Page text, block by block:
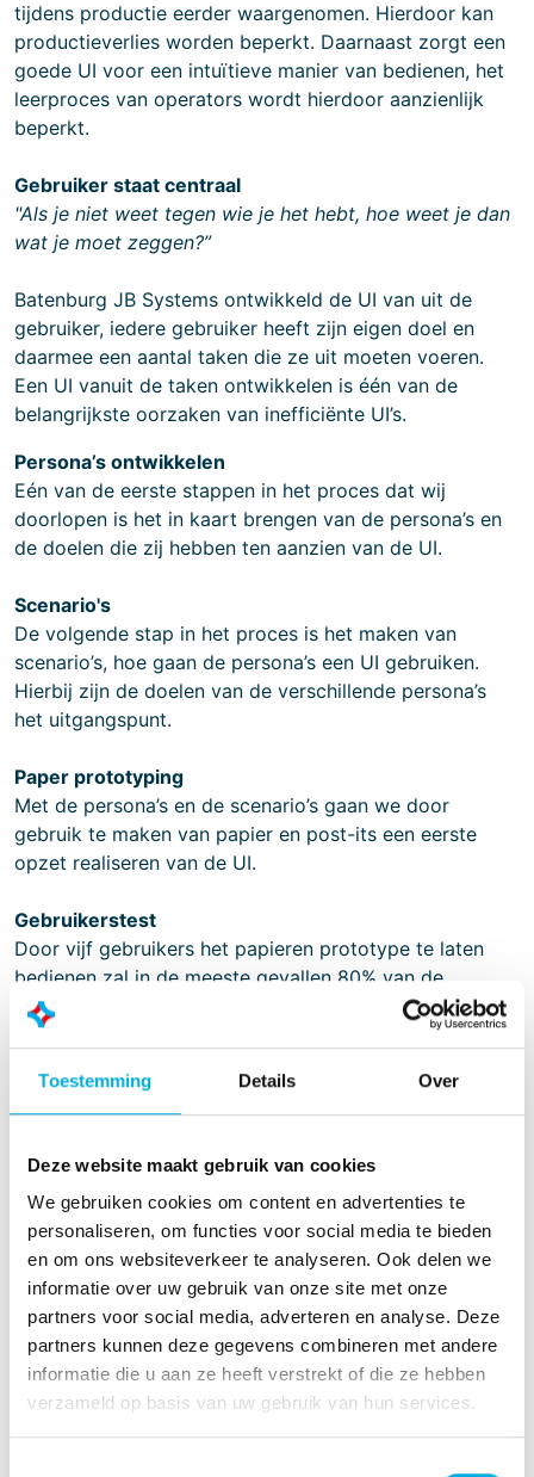
Toestemming Details Over
Deze website maakt gebruik van cookies
We gebruiken cookies om content en advertenties te
personaliseren, om functies voor social media te bieden
en om ons websiteverkeer te analyseren. Ook delen we
informatie over uw gebruik van onze site met onze
partners voor social media, adverteren en analyse. Deze
partners kunnen deze gegevens combineren met andere
informatie die u aan ze heeft verstrekt of die ze hebben
verzameld op basis van uw gebruik van hun services.
tijdens productie eerder waargenomen. Hierdoor kan
productieverlies worden beperkt. Daarnaast zorgt een
goede UI voor een intuïtieve manier van bedienen, het
leerproces van operators wordt hierdoor aanzienlijk
beperkt.
Gebruiker staat centraal
"Als je niet weet tegen wie je het hebt, hoe weet je dan
wat je moet zeggen?”
Batenburg JB Systems ontwikkeld de UI van uit de
gebruiker, iedere gebruiker heeft zijn eigen doel en
daarmee een aantal taken die ze uit moeten voeren.
Een UI vanuit de taken ontwikkelen is één van de
belangrijkste oorzaken van inefficiënte UI’s.
Persona’s ontwikkelen
Eén van de eerste stappen in het proces dat wij
doorlopen is het in kaart brengen van de persona’s en
de doelen die zij hebben ten aanzien van de UI.
Scenario's
De volgende stap in het proces is het maken van
scenario’s, hoe gaan de persona’s een UI gebruiken.
Hierbij zijn de doelen van de verschillende persona’s
het uitgangspunt.
Paper prototyping
Met de persona’s en de scenario’s gaan we door
gebruik te maken van papier en post-its een eerste
opzet realiseren van de UI.
Gebruikerstest
Door vijf gebruikers het papieren prototype te laten
bedienen zal in de meeste gevallen 80% van de
problemen aan het licht komen. Met deze informatie
kan de UI verbeterd worden en uiteindelijk
Pricipes interactie design
vuistregels in acht:
Zichtbaarheid van de status van de machine;
Overeenkomsten tussen het systeem en de echte
wereld;
Geef de gebruiker controle over het systeem;
Volg conventies waarmee de gebruikers vertrouwd
zijn;
Voorkom dat gebruikers fouten kunnen maken;
Herkennen is makkelijker dan onthouden
Flexibel en efficiënt, voor ervaren en onervaren